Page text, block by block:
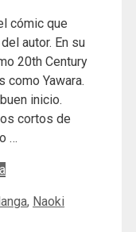
cómic que
autor. En su
20th Century
como Yawara.
inicio.
cortos de
…
, Naoki